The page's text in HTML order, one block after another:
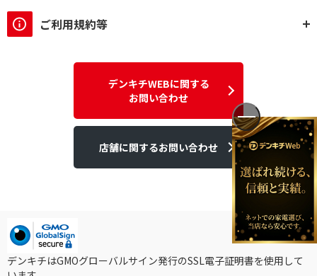
ご利用規約等
デンキチWEBに関する
お問い合わせ
店舗に関するお問い合わせ
デンキチはGMOグローバルサイン発行のSSL電子証明書を使用して